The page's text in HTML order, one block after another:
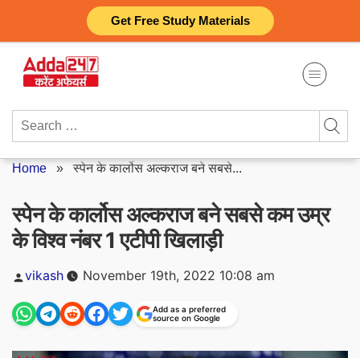
Get Free Study Materials
content
Search
Home »स्पेन के कार्लोस अल्कराज बने सबसे...
स्पेन के कार्लोस अल्कराज बने सबसे कम उम्र
के विश्व नंबर 1 एटीपी खिलाड़ी
Posted
vikash November 19th, 2022 10:08 am
Add as a preferred
source on Google